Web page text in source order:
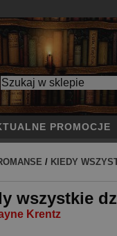
PROMOCJE
/ KIEDY
wszystkie
Krentz